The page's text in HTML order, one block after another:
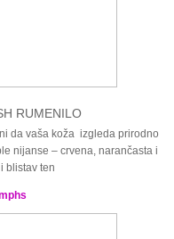
RUMENILO
da vaša koža izgleda prirodno
nijanse – crvena, narančasta i
blistav ten